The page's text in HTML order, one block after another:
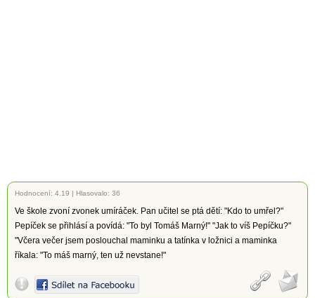
Hodnocení: 4.19 | Hlasovalo: 36
Ve škole zvoní zvonek umíráček. Pan učitel se ptá dětí: "Kdo to umřel?"
Pepíček se přihlásí a povídá: "To byl Tomáš Marný!" "Jak to víš Pepíčku?"
"Včera večer jsem poslouchal maminku a tatínka v ložnici a maminka
říkala: "To máš marný, ten už nevstane!"